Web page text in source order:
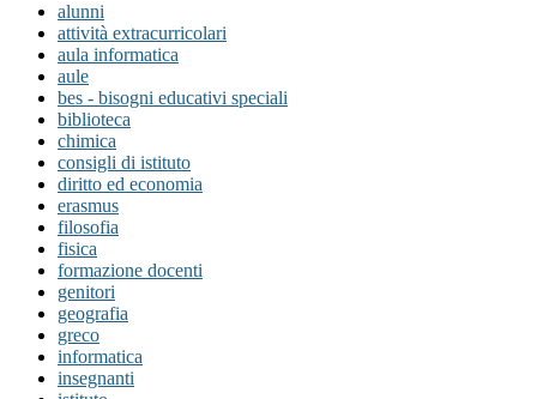
alunni
attività extracurricolari
aula informatica
aule
bes - bisogni educativi speciali
biblioteca
chimica
consigli di istituto
diritto ed economia
erasmus
filosofia
fisica
formazione docenti
genitori
geografia
greco
informatica
insegnanti